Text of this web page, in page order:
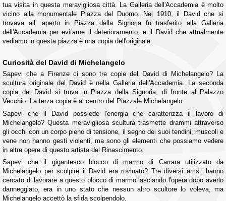
tua visita in questa meravigliosa città. La Galleria dell'Accademia è molto
vicino alla monumentale Piazza del Duomo. Nel 1910, il David che si
trovava all’ aperto in Piazza della Signoria fu trasferito alla Galleria
dell'Accademia per evitarne il deterioramento, e il David che attualmente
vediamo in questa piazza è una copia dell'originale.
Curiosità del David di Michelangelo
Sapevi che a Firenze ci sono tre copie del David di Michelangelo? La
scultura originale del David è nella Galleria dell'Accademia. La seconda
copia del David si trova in Piazza della Signoria, di fronte al Palazzo
Vecchio. La terza copia è al centro del Piazzale Michelangelo.
Sapevi che il David possiede l'energia che caratterizza il lavoro di
Michelangelo? Questa meravigliosa scultura trasmette drammi attraverso
gli occhi con un corpo pieno di tensione, il segno dei suoi tendini, muscoli e
vene non hanno gesti violenti, ma sono gli elementi che possiamo vedere
in altre opere di questo artista del Rinascimento.
Sapevi che il gigantesco blocco di marmo di Carrara utilizzato da
Michelangelo per scolpire il David era rovinato? Tre diversi artisti hanno
cercato di lavorare a questo blocco di marmo lasciando l'opera dopo averlo
danneggiato, era in uno stato che nessun altro scultore lo voleva, ma
Michelangelo accettò la sfida scolpendolo.